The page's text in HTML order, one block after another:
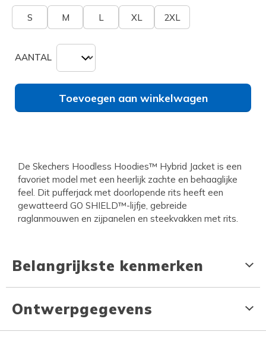
S M L XL 2XL
AANTAL
Toevoegen aan winkelwagen
De Skechers Hoodless Hoodies™ Hybrid Jacket is een
favoriet model met een heerlijk zachte en behaaglijke
feel. Dit pufferjack met doorlopende rits heeft een
gewatteerd GO SHIELD™-lijfje, gebreide
raglanmouwen en zijpanelen en steekvakken met rits.
Belangrijkste kenmerken
Ontwerpgegevens